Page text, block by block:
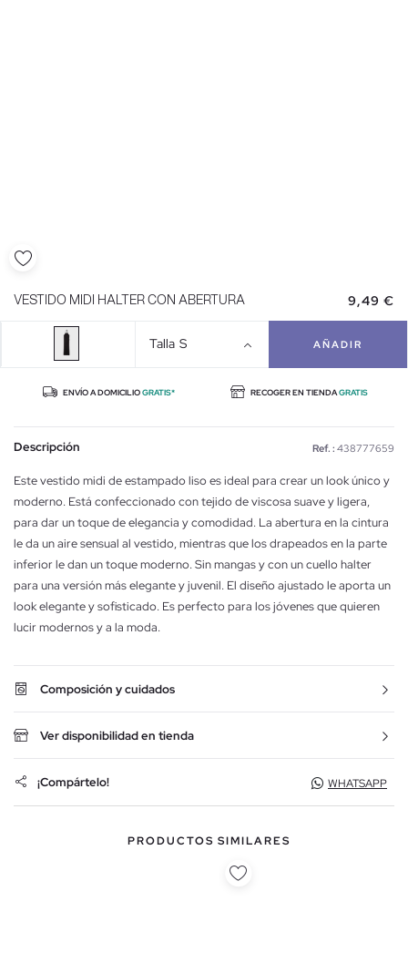
VESTIDO MIDI HALTER CON ABERTURA 9,49 €
Talla S AÑADIR
ENVÍO A DOMICILIOGRATIS* RECOGER EN TIENDAGRATIS
Descripción Ref. : 438777659
Este vestido midi de estampado liso es ideal para crear un look único y
moderno. Está confeccionado con tejido de viscosa suave y ligera,
para dar un toque de elegancia y comodidad. La abertura en la cintura
le da un aire sensual al vestido, mientras que los drapeados en la parte
inferior le dan un toque moderno. Sin mangas y con un cuello halter
para una versión más elegante y juvenil. El diseño ajustado le aporta un
look elegante y sofisticado. Es perfecto para los jóvenes que quieren
lucir modernos y a la moda.
Composición y cuidados
Ver disponibilidad en tienda
¡Compártelo! WHATSAPP
PRODUCTOS SIMILARES